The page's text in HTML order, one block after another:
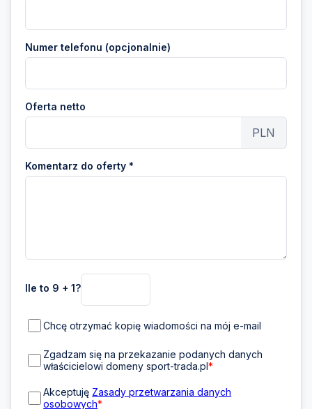
Numer telefonu (opcjonalnie)
Oferta netto
PLN
Komentarz do oferty *
Ile to 9 + 1?
Chcę otrzymać kopię wiadomości na mój e-mail
Zgadzam się na przekazanie podanych danych
właścicielowi domeny sport-trada.pl*
Akceptuję Zasady przetwarzania danych
osobowych*